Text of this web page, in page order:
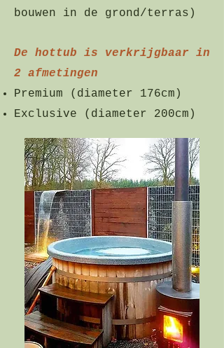
bouwen in de grond/terras)
De hottub is verkrijgbaar in
2 afmetingen
Premium (diameter 176cm)
Exclusive (diameter 200cm)